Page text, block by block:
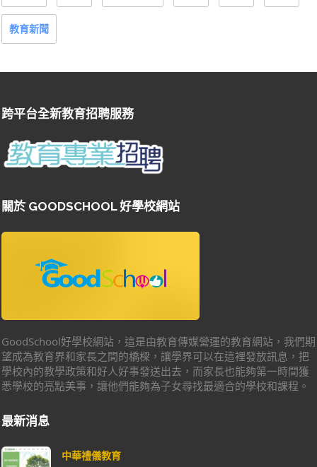
教育新聞
跨平台全新教育招聘服務
關於 GOODSCHOOL 好學校網站
GoodSchool好學校網站，這是由教育傳媒營運的教育網站，我們期
望成為教育界和家長之間的橋樑，讓學界可以在這裡發放訊息，把
學校內的教學政策和好人好事發送出去，而家長也能夠第一時間獲
悉學校的亮點美事，讓他們能夠為子女尋找最適合的學校和課程。
最新消息
中華禮儀教育